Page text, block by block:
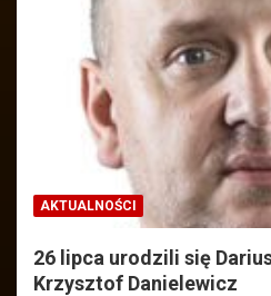
AKTUALNOŚCI
26 lipca urodzili się
Krzysztof Danielewicz